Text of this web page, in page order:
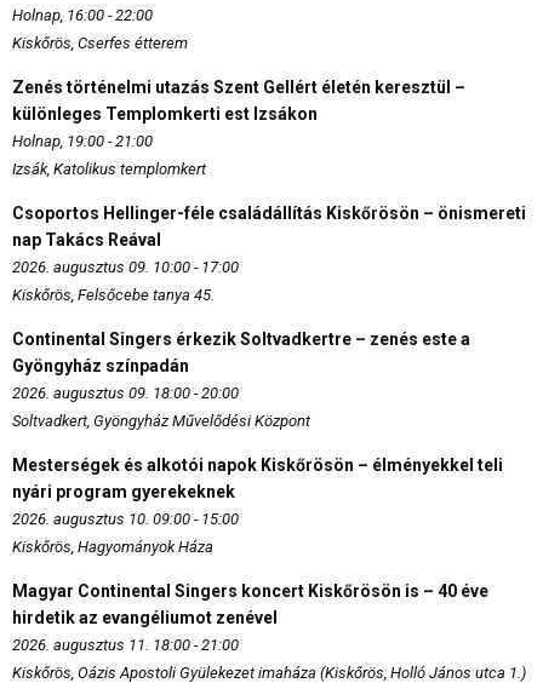
Holnap, 16:00 - 22:00
Kiskőrös, Cserfes étterem
Zenés történelmi utazás Szent Gellért életén keresztül –
különleges Templomkerti est Izsákon
Holnap, 19:00 - 21:00
Izsák, Katolikus templomkert
Csoportos Hellinger-féle családállítás Kiskőrösön – önismereti
nap Takács Reával
2026. augusztus 09. 10:00 - 17:00
Kiskőrös, Felsőcebe tanya 45.
Continental Singers érkezik Soltvadkertre – zenés este a
Gyöngyház színpadán
2026. augusztus 09. 18:00 - 20:00
Soltvadkert, Gyöngyház Művelődési Központ
Mesterségek és alkotói napok Kiskőrösön – élményekkel teli
nyári program gyerekeknek
2026. augusztus 10. 09:00 - 15:00
Kiskőrös, Hagyományok Háza
Magyar Continental Singers koncert Kiskőrösön is – 40 éve
hirdetik az evangéliumot zenével
2026. augusztus 11. 18:00 - 21:00
Kiskőrös, Oázis Apostoli Gyülekezet imaháza (Kiskőrös, Holló János utca 1.)